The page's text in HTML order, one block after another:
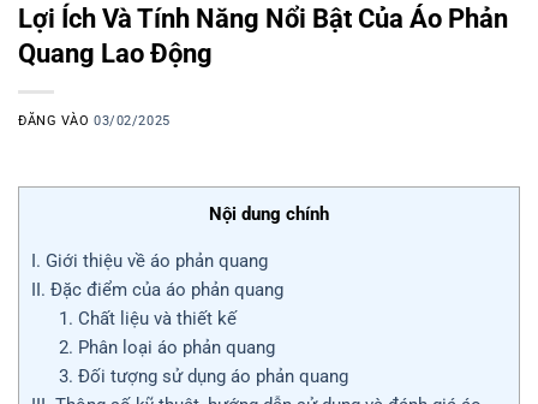
Lợi Ích Và Tính Năng Nổi Bật Của Áo Phản
Quang Lao Động
ĐĂNG VÀO03/02/2025
Nội dung chính
I. Giới thiệu về áo phản quang
II. Đặc điểm của áo phản quang
1. Chất liệu và thiết kế
2. Phân loại áo phản quang
3. Đối tượng sử dụng áo phản quang